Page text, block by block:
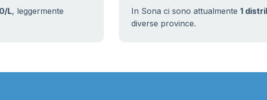
L, leggermente
In Sona ci sono attualmente 1
diverse province.